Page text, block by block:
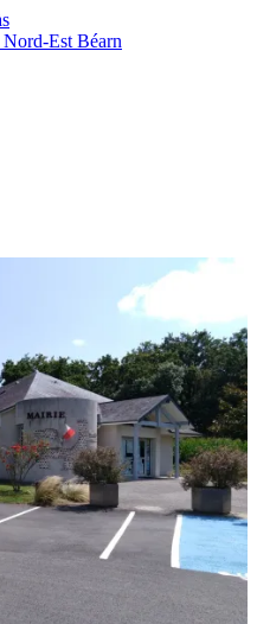
Nord-Est Béarn